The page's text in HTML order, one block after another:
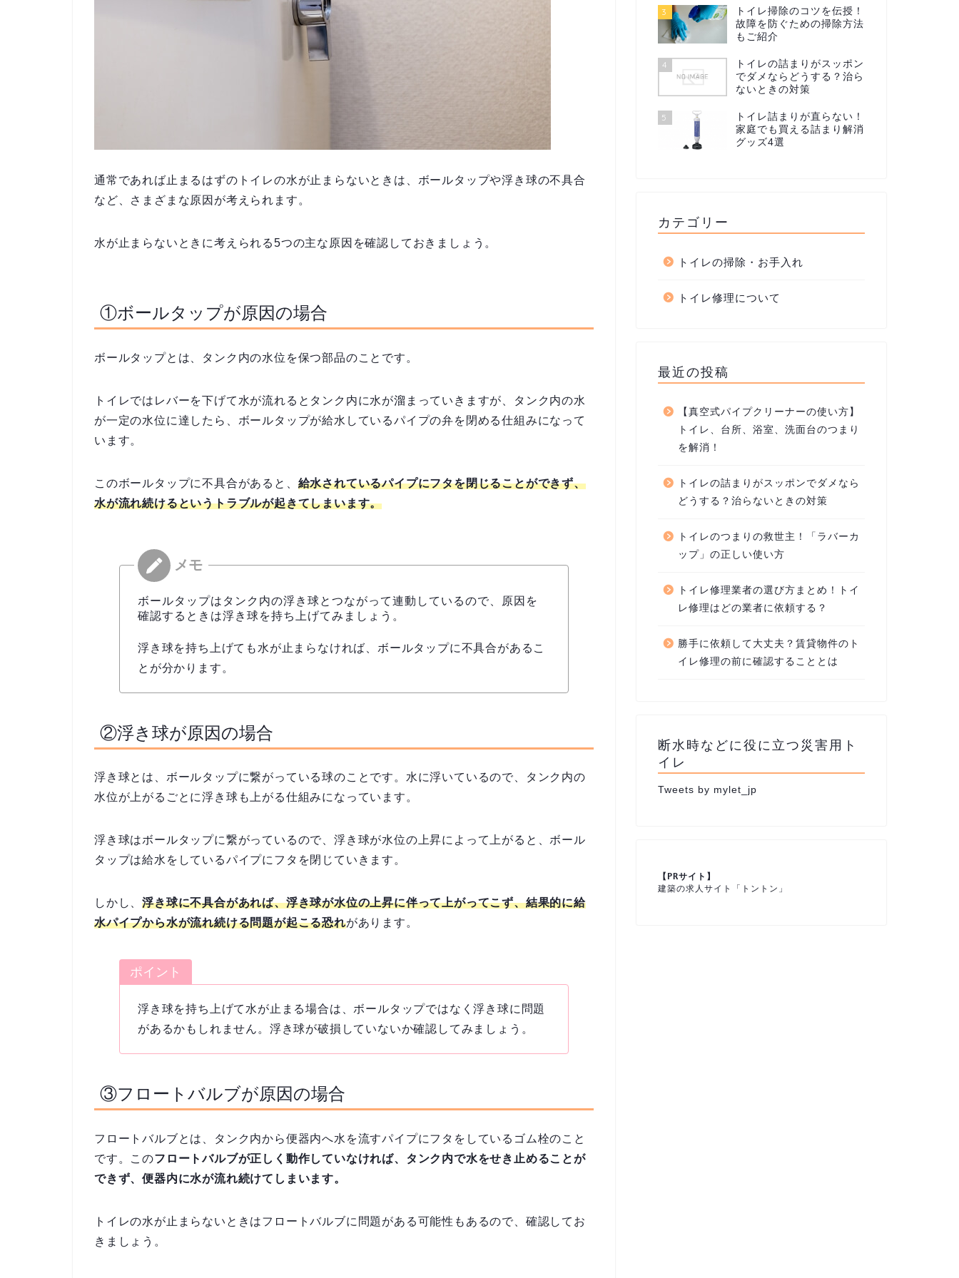
通常であれば止まるはずのトイレの水が止まらないときは、ボールタップや浮き球の不具合
など、さまざまな原因が考えられます。
水が止まらないときに考えられる5つの主な原因を確認しておきましょう。
①ボールタップが原因の場合
ボールタップとは、タンク内の水位を保つ部品のことです。
トイレではレバーを下げて水が流れるとタンク内に水が溜まっていきますが、タンク内の水
が一定の水位に達したら、ボールタップが給水しているパイプの弁を閉める仕組みになって
います。
このボールタップに不具合があると、 給水されているパイプにフタを閉じることができず、
水が流れ続けるというトラブルが起きてしまいます。
ボールタップはタンク内の浮き球とつながって連動しているので、原因を
確認するときは浮き球を持ち上げてみましょう。
浮き球を持ち上げても水が止まらなければ、ボールタップに不具合があるこ
とが分かります。
②浮き球が原因の場合
浮き球とは、ボールタップに繋がっている球のことです。水に浮いているので、タンク内の
水位が上がるごとに浮き球も上がる仕組みになっています。
浮き球はボールタップに繋がっているので、浮き球が水位の上昇によって上がると、ボール
タップは給水をしているパイプにフタを閉じていきます。
しかし、浮き球に不具合があれば、浮き球が水位の上昇に伴って上がってこず、結果的に給
水パイプから水が流れ続ける問題が起こる恐れがあります。
ポイント
浮き球を持ち上げて水が止まる場合は、ボールタップではなく浮き球に問題
があるかもしれません。浮き球が破損していないか確認してみましょう。
③フロートバルブが原因の場合
フロートバルブとは、タンク内から便器内へ水を流すパイプにフタをしているゴム栓のこと
です。このフロートバルブが正しく動作していなければ、タンク内で水をせき止めることが
できず、便器内に水が流れ続けてしまいます。
トイレの水が止まらないときはフロートバルブに問題がある可能性もあるので、確認してお
きましょう。
3
トイレ掃除のコツを伝授！
故障を防ぐための掃除方法
もご紹介
4
トイレの詰まりがスッポン
でダメならどうする？治ら
ないときの対策
5
トイレ詰まりが直らない！
家庭でも買える詰まり解消
グッズ4選
カテゴリー
トイレの掃除・お手入れ
トイレ修理について
最近の投稿
【真空式パイプクリーナーの使い方】
トイレ、台所、浴室、洗面台のつまり
を解消！
トイレの詰まりがスッポンでダメなら
どうする？治らないときの対策
トイレのつまりの救世主！「ラバーカ
ップ」の正しい使い方
トイレ修理業者の選び方まとめ！トイ
レ修理はどの業者に依頼する？
勝手に依頼して大丈夫？賃貸物件のト
イレ修理の前に確認することとは
断水時などに役に立つ災害用ト
イレ
Tweets by mylet_jp
建築の求人サイト「トントン」